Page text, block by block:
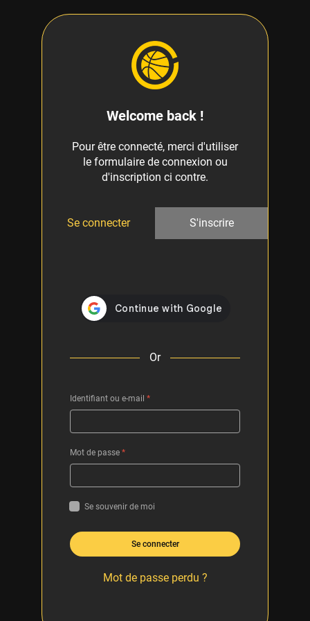
Welcome back !
Pour être connecté, merci d'utiliser
le formulaire de connexion ou
d'inscription ci contre.
Se connecter S'inscrire
Or
Identifiant ou e-mail *
Mot de passe *
Se souvenir de moi
Se connecter
Mot de passe perdu ?